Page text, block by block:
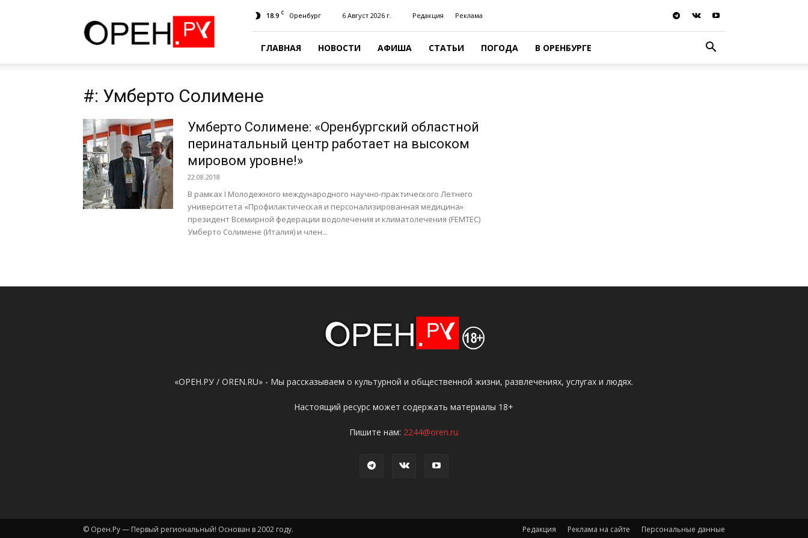
18.9 C Оренбург 6 Август 2026 г. Редакция Реклама
ГЛАВНАЯ НОВОСТИ АФИША СТАТЬИ ПОГОДА В ОРЕНБУРГЕ
#: Умберто Солимене
Умберто Солимене: «Оренбургский областной
перинатальный центр работает на высоком
мировом уровне!»
22.08.2018
В рамках I Молодежного международного научно-практического Летнего
университета «Профилактическая и персонализированная медицина»
президент Всемирной федерации водолечения и климатолечения (FEMTEC)
Умберто Солимене (Италия) и член...
«ОРЕН.РУ / OREN.RU» - Мы рассказываем о культурной и общественной жизни, развлечениях, услугах и людях.
Настоящий ресурс может содержать материалы 18+
Пишите нам: 2244@oren.ru
Редакция Реклама на сайте Персональные данные
© Орен.Ру — Первый региональный! Основан в 2002 году.